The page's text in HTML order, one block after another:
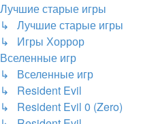
Лучшие старые игры
↳ Лучшие старые игры
↳ Игры Хоррор
Вселенные игр
↳ Вселенные игр
↳ Resident Evil
↳ Resident Evil 0 (Zero)